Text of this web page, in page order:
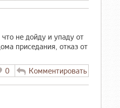
не дойду и упаду от
приседания, отказ от
0
Комментировать